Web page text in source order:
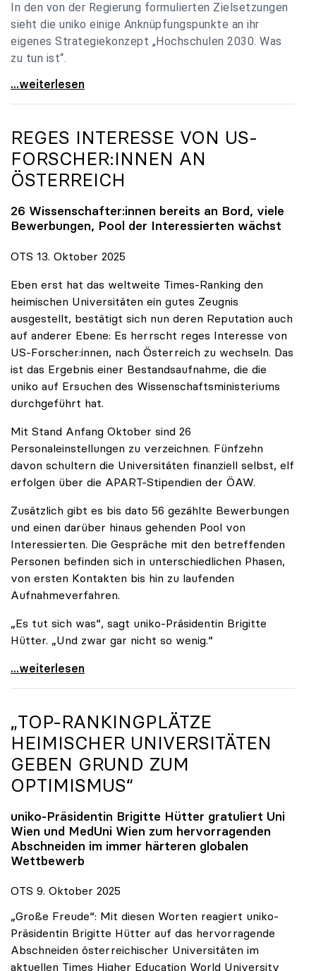
In den von der Regierung formulierten Zielsetzungen
sieht die uniko einige Anknüpfungspunkte an ihr
eigenes Strategiekonzept „Hochschulen 2030. Was
zu tun ist“.
Universitäten: Hochschulstrategie 2040 muss eine
...weiterlesen
REGES INTERESSE VON US-
FORSCHER:INNEN AN
ÖSTERREICH
26 Wissenschafter:innen bereits an Bord, viele
Bewerbungen, Pool der Interessierten wächst
OTS 13. Oktober 2025
Eben erst hat das weltweite Times-Ranking den
heimischen Universitäten ein gutes Zeugnis
ausgestellt, bestätigt sich nun deren Reputation auch
auf anderer Ebene: Es herrscht reges Interesse von
US-Forscher:innen, nach Österreich zu wechseln. Das
ist das Ergebnis einer Bestandsaufnahme, die die
uniko auf Ersuchen des Wissenschaftsministeriums
durchgeführt hat.
Mit Stand Anfang Oktober sind 26
Personaleinstellungen zu verzeichnen. Fünfzehn
davon schultern die Universitäten finanziell selbst, elf
erfolgen über die APART-Stipendien der ÖAW.
Zusätzlich gibt es bis dato 56 gezählte Bewerbungen
und einen darüber hinaus gehenden Pool von
Interessierten. Die Gespräche mit den betreffenden
Personen befinden sich in unterschiedlichen Phasen,
von ersten Kontakten bis hin zu laufenden
Aufnahmeverfahren.
„Es tut sich was“, sagt uniko-Präsidentin Brigitte
Hütter. „Und zwar gar nicht so wenig.“
Reges Interesse von US-Forscher:innen an
...weiterlesen
„TOP-RANKINGPLÄTZE
HEIMISCHER UNIVERSITÄTEN
GEBEN GRUND ZUM
OPTIMISMUS“
uniko-Präsidentin Brigitte Hütter gratuliert Uni
Wien und MedUni Wien zum hervorragenden
Abschneiden im immer härteren globalen
Wettbewerb
OTS 9. Oktober 2025
„Große Freude“: Mit diesen Worten reagiert uniko-
Präsidentin Brigitte Hütter auf das hervorragende
Abschneiden österreichischer Universitäten im
aktuellen Times Higher Education World University